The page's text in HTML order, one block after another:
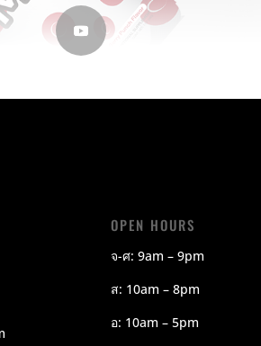
OPEN HOURS
จ-ศ: 9am – 9pm
ส: 10am – 8pm
อ: 10am – 5pm